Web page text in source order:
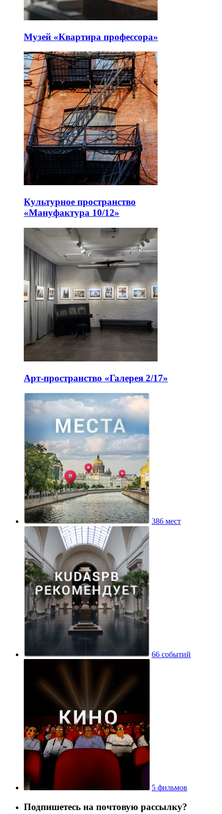
Музей «Квартира профессора»
Культурное пространство
«Мануфактура 10/12»
Арт-пространство «Галерея 2/17»
386 мест
66 событий
5 фильмов
Подпишетесь на почтовую рассылку?